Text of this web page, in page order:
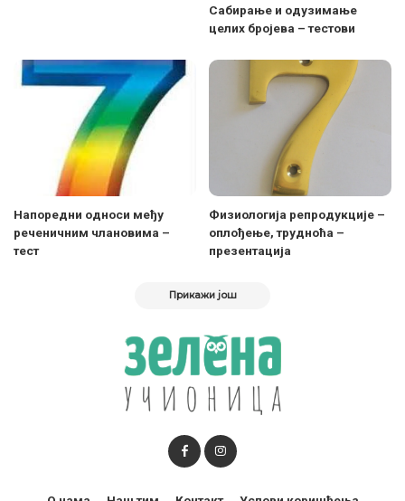
Сабирање и одузимање
целих бројева – тестови
Напоредни односи међу
реченичним члановима –
тест
Физиологија репродукције –
оплођење, трудноћа –
презентација
Прикажи још